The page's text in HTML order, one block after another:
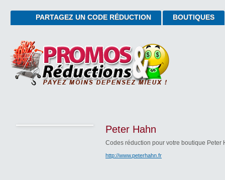
PARTAGEZ UN CODE RÉDUCTION BOUTIQUES
Peter Hahn
Codes réduction pour votre boutique Peter
http://www.peterhahn.fr